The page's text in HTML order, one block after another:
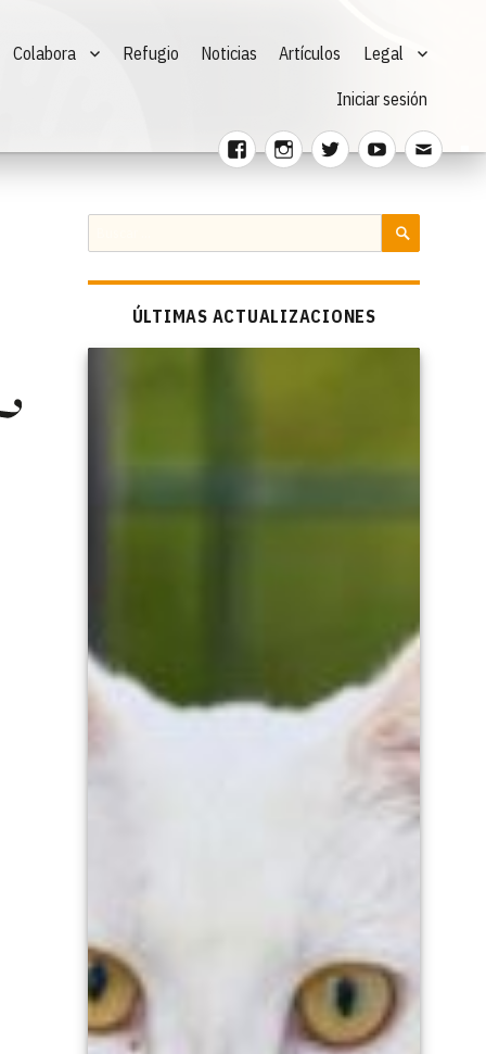
FacebookInstagram
TwitterYoutubeCorreo
Colabora Refugio Noticias Artículos Legal
Iniciar sesión
por:
ÚLTIMAS ACTUALIZACIONES